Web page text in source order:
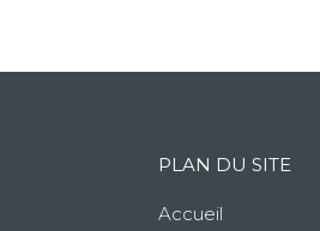
PLAN DU SITE
Accueil